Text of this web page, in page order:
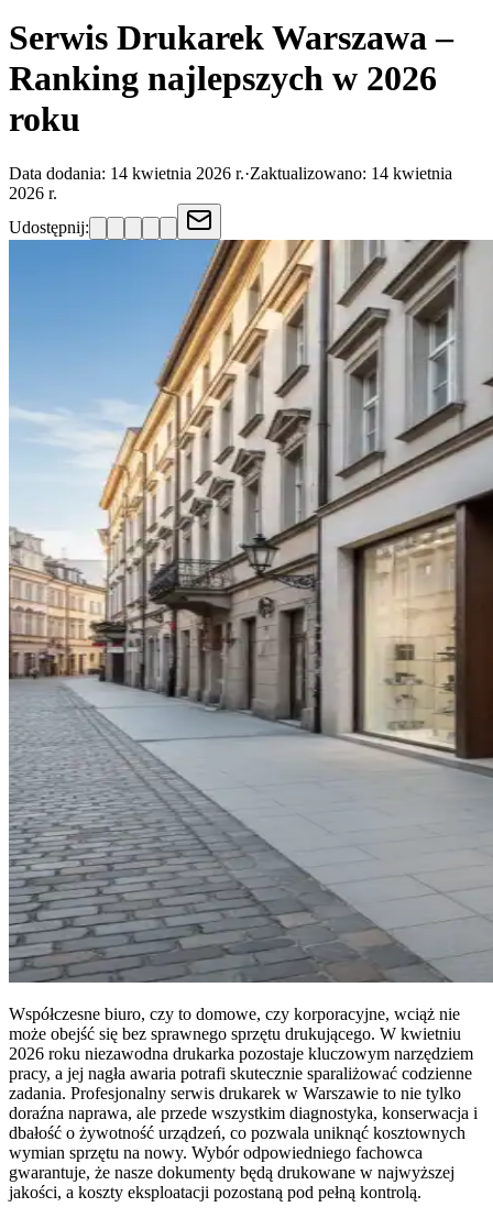
Serwis Drukarek Warszawa –
Ranking najlepszych w 2026
roku
Data dodania: 14 kwietnia 2026 r.·Zaktualizowano: 14 kwietnia
2026 r.
Udostępnij:
Współczesne biuro, czy to domowe, czy korporacyjne, wciąż nie
może obejść się bez sprawnego sprzętu drukującego. W kwietniu
2026 roku niezawodna drukarka pozostaje kluczowym narzędziem
pracy, a jej nagła awaria potrafi skutecznie sparaliżować codzienne
zadania. Profesjonalny serwis drukarek w Warszawie to nie tylko
doraźna naprawa, ale przede wszystkim diagnostyka, konserwacja i
dbałość o żywotność urządzeń, co pozwala uniknąć kosztownych
wymian sprzętu na nowy. Wybór odpowiedniego fachowca
gwarantuje, że nasze dokumenty będą drukowane w najwyższej
jakości, a koszty eksploatacji pozostaną pod pełną kontrolą.